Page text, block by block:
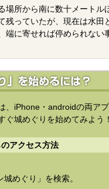
場所から南に数十メート
残っていたが、現在は水田
端に寄せれば停められない
、iPhone・androidの両アプ
ぐ城めぐりを始めてみよう！
アクセス方法
めぐり」を検索。